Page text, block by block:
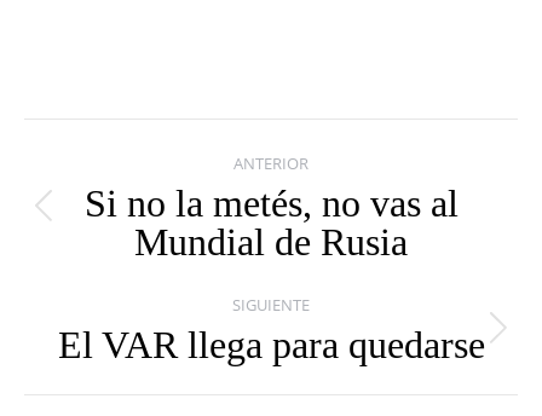
Navegación
entre
publicaciones
ANTERIOR
Publicación
anterior:
Si no la metés, no vas al
Mundial de Rusia
SIGUIENTE
Publicación
El VAR llega para quedarse